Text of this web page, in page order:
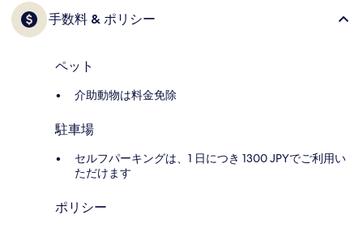
手数料 & ポリシー
ペット
介助動物は料金免除
駐車場
セルフパーキングは、1 日につき 1300 JPYでご利用い
ただけます
ポリシー